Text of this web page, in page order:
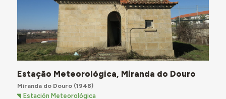
Estação Meteorológica, Miranda do Douro
Miranda do Douro(1948)
Estación Meteorológica